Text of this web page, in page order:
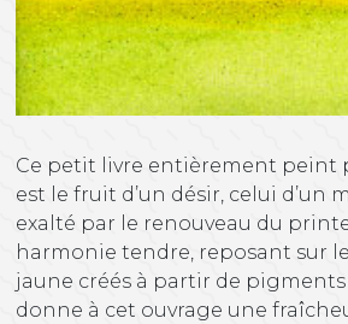
Ce petit livre entièrement peint
est le fruit d’un désir, celui d’un
exalté par le renouveau du
harmonie tendre, reposant sur
jaune créés à partir de pigments
donne à cet ouvrage une